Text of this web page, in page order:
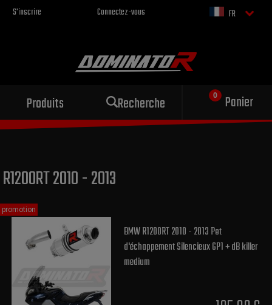
S'inscrire Connectez-vous FR
Produits Recherche Panier
Échappement sportif
pour votre moto
R1200RT 2010 - 2013
BMW R1200RT 2010 - 2013 Pot
d'échappement Silencieux GP1 + dB killer
medium
promotion